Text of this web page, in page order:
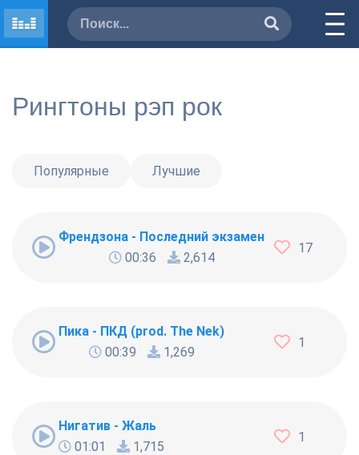
Рингтоны рэп рок
Популярные Лучшие
Френдзона - Последний экзамен
00:36
2,614
17
Пика - ПКД (prod. The Nek)
00:39
1,269
1
Нигатив - Жаль
01:01
1,715
1